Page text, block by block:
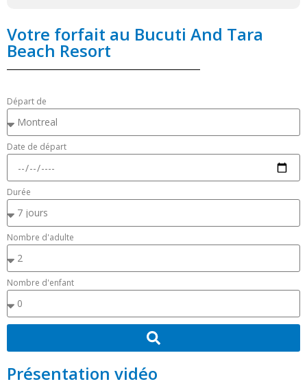
Votre forfait au Bucuti And Tara
Beach Resort
Départ de
Date de départ
Durée
Nombre d'adulte
Nombre d'enfant
Présentation vidéo